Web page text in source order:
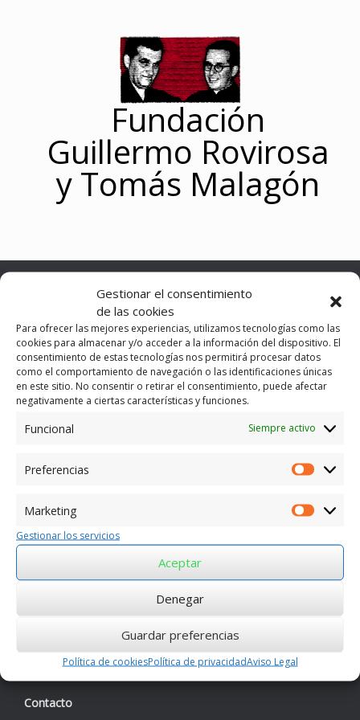
Gestionar el consentimiento
de las cookies
Para ofrecer las mejores experiencias, utilizamos tecnologías como las
cookies para almacenar y/o acceder a la información del dispositivo. El
consentimiento de estas tecnologías nos permitirá procesar datos
como el comportamiento de navegación o las identificaciones únicas
en este sitio. No consentir o retirar el consentimiento, puede afectar
negativamente a ciertas características y funciones.
Funcional Siempre activo
Preferencias
Marketing
Gestionar los servicios
Aceptar
Denegar
Guardar preferencias
Política de cookiesPolítica de privacidadAviso Legal
Fundación
Guillermo Rovirosa
y Tomás Malagón
aula rovirosa-malagon
Contacto